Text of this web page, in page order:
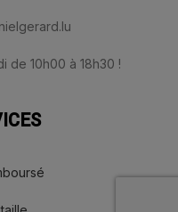
de 10h00 à 18h30 !